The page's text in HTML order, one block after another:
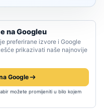
na Googleu
preferirane izvore i Google
prikazivati naše najnovije
Google
možete promijeniti u bilo kojem